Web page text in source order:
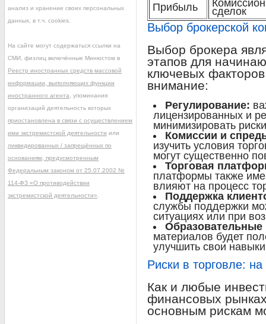
Прибыль
сделок
Выбор брокерской
Выбор брокера
этапов для
ключевых
внимание:
Регулирование:
лицензированных и
минимизировать
Комиссии и
изучить условия
могут существенно
Торговая
платформы также
влияют на процесс
Поддержка
службы поддержки
ситуациях или при
Образовательные
материалов будет
улучшить свои
Риски в торговле:
Как и любые
финансовых
основным рискам
анализ и хранение своих персональных
данных, в т.ч. cookies.
На сайте могут содержаться ссылки на
СМИ, физлиц включённые Минюстом в
Реестр иностранных средств массовой
информации, выполняющих функции
иностранного агента , упоминания
организаций деятельность которых
приостановлена в связи с осуществлением
ими экстремистской деятельности или
ликвидированных / запрещённых по
основаниям, предусмотренным
Федеральным законом от 25.07.2002 №
114-ФЗ «О противодействии
экстремистской деятельности»